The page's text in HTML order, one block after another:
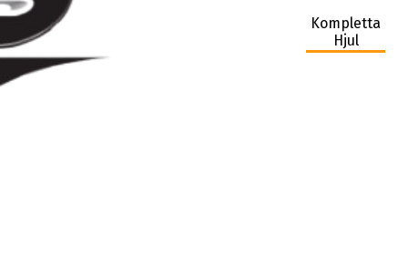
Kompletta
Hjul